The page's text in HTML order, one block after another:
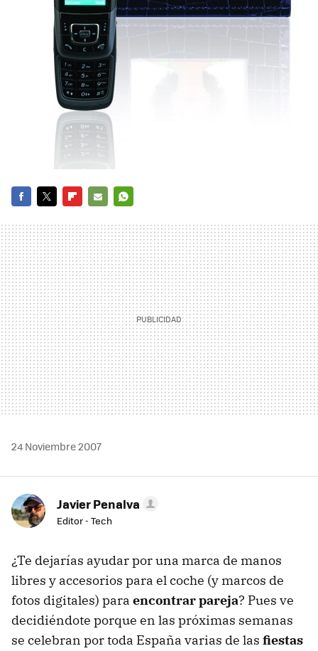
MAIL
24 Noviembre 2007
Javier Penalva
Editor - Tech
¿Te dejarías ayudar por una marca de manos
libres y accesorios para el coche (y marcos de
fotos digitales) para encontrar pareja? Pues ve
decidiéndote porque en las próximas semanas
se celebran por toda España varias de las fiestas